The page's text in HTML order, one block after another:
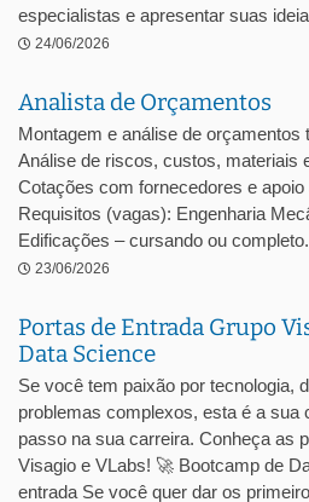
especialistas e apresentar suas
24/06/2026
Analista de Orçamentos
Montagem e análise de
Análise de riscos, custos, materiais
Cotações com fornecedores e
Requisitos (vagas): Engenharia
Edificações – cursando ou
23/06/2026
Portas de Entrada Grupo
Data Science
Se você tem paixão por tecnologia,
problemas complexos, esta é a sua
passo na sua carreira. Conheça as
Visagio e VLabs! 🚀 Bootcamp de
entrada Se você quer dar os